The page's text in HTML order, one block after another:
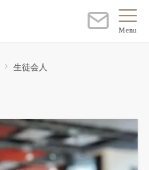
Menu
生徒会人